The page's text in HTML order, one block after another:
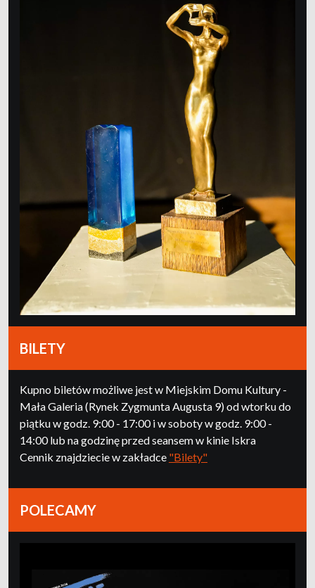
BILETY
Kupno biletów możliwe jest w Miejskim Domu Kultury -
Mała Galeria (Rynek Zygmunta Augusta 9) od wtorku do
piątku w godz. 9:00 - 17:00 i w soboty w godz. 9:00 -
14:00 lub na godzinę przed seansem w kinie Iskra
Cennik znajdziecie w zakładce "Bilety"
POLECAMY